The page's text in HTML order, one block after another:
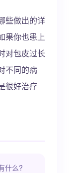
些做出的详
果你也患上
对包皮过长
不同的病
很好治疗
什么?